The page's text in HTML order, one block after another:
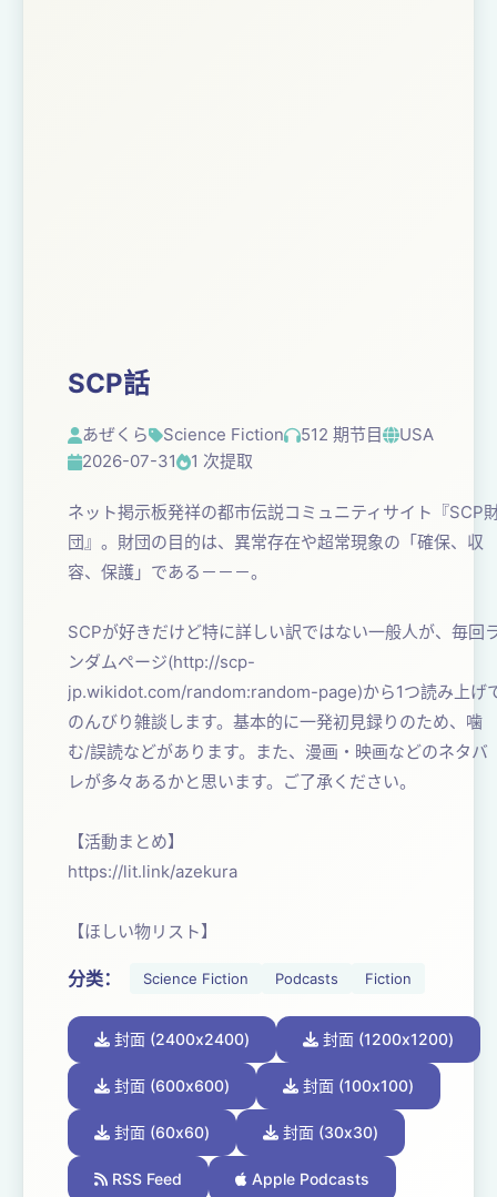
SCP話
あぜくら Science Fiction 512 期节目
USA
2026-07-31
1 次提取
ネット掲示板発祥の都市伝説コミュニティサイト『SCP
団』。財団の目的は、異常存在や超常現象の「確保、収
容、保護」である－－－。
SCPが好きだけど特に詳しい訳ではない一般人が、毎回
ンダムページ(http://scp-
jp.wikidot.com/random:random-page)から1つ読み上げ
のんびり雑談します。基本的に一発初見録りのため、噛
む/誤読などがあります。また、漫画・映画などのネタバ
レが多々あるかと思います。ご了承ください。
【活動まとめ】
https://lit.link/azekura
【ほしい物リスト】
ref_=wl_share
【音声広告 ロボットスタート株式会社「Audiostart」
https://audiostart.jp/
分类： Science Fiction Podcasts Fiction
封面 (2400x2400) 封面 (1200x1200)
封面 (600x600) 封面 (100x100)
封面 (60x60) 封面 (30x30)
RSS Feed Apple Podcasts